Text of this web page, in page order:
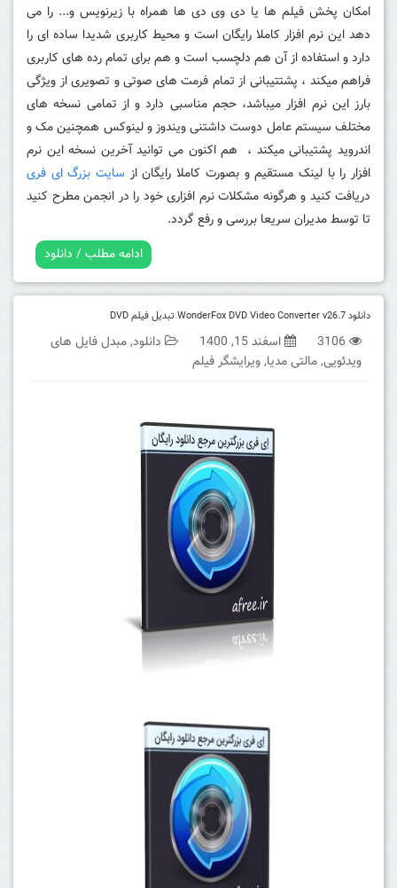
امکان پخش فیلم ها یا دی وی دی ها همراه با زیرنویس و... را می
دهد این نرم افزار کاملا رایگان است و محیط کاربری شدیدا ساده ای را
دارد و استفاده از آن هم دلچسب است و هم برای تمام رده های کاربری
فراهم میکند ، پشتتیبانی از تمام فرمت های صوتی و تصویری از ویژگی
بارز این نرم افزار میباشد، حجم مناسبی دارد و از تمامی نسخه های
مختلف سیستم عامل دوست داشتنی ویندوز و لینوکس همچنین مک و
اندروید پشتیبانی میکند ، هم اکنون می توانید آخرین نسخه این نرم
افزار را با لینک مستقیم و بصورت کاملا رایگان از سایت بزرگ ای فری
دریافت کنید و هرگونه مشکلات نرم افزاری خود را در انجمن مطرح کنید
تا توسط مدیران سریعا بررسی و رفع گردد.
ادامه مطلب / دانلود
دانلود WonderFox DVD Video Converter v26.7 تبدیل فیلم DVD
3106 اسفند 15, 1400 دانلود,مبدل فایل های
ویدئویی,مالتی مدیا,ویرایشگر فیلم